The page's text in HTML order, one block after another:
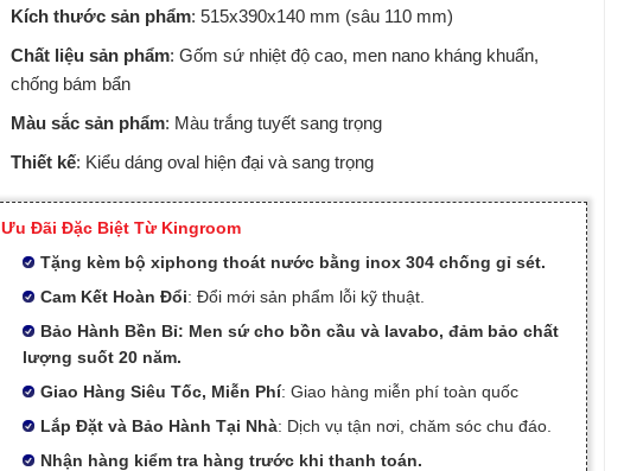
Kích thước sản phẩm: 515x390x140 mm (sâu 110 mm)
Chất liệu sản phẩm: Gốm sứ nhiệt độ cao, men nano kháng khuẩn,
chống bám bẩn
Màu sắc sản phẩm: Màu trắng tuyết sang trọng
Thiết kế: Kiểu dáng oval hiện đại và sang trọng
Ưu Đãi Đặc Biệt Từ Kingroom
Tặng kèm bộ xiphong thoát nước bằng inox 304 chống gỉ sét.
Cam Kết Hoàn Đổi: Đổi mới sản phẩm lỗi kỹ thuật.
Bảo Hành Bền Bỉ: Men sứ cho bồn cầu và lavabo, đảm bảo chất
lượng suốt 20 năm.
Giao Hàng Siêu Tốc, Miễn Phí: Giao hàng miễn phí toàn quốc
Lắp Đặt và Bảo Hành Tại Nhà: Dịch vụ tận nơi, chăm sóc chu đáo.
Nhận hàng kiểm tra hàng trước khi thanh toán.